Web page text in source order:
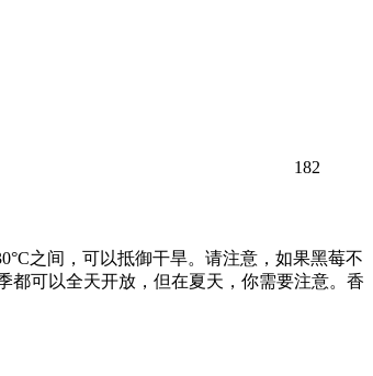
182
之间，可以抵御干旱。请注意，如果黑莓不
都可以全天开放，但在夏天，你需要注意。香